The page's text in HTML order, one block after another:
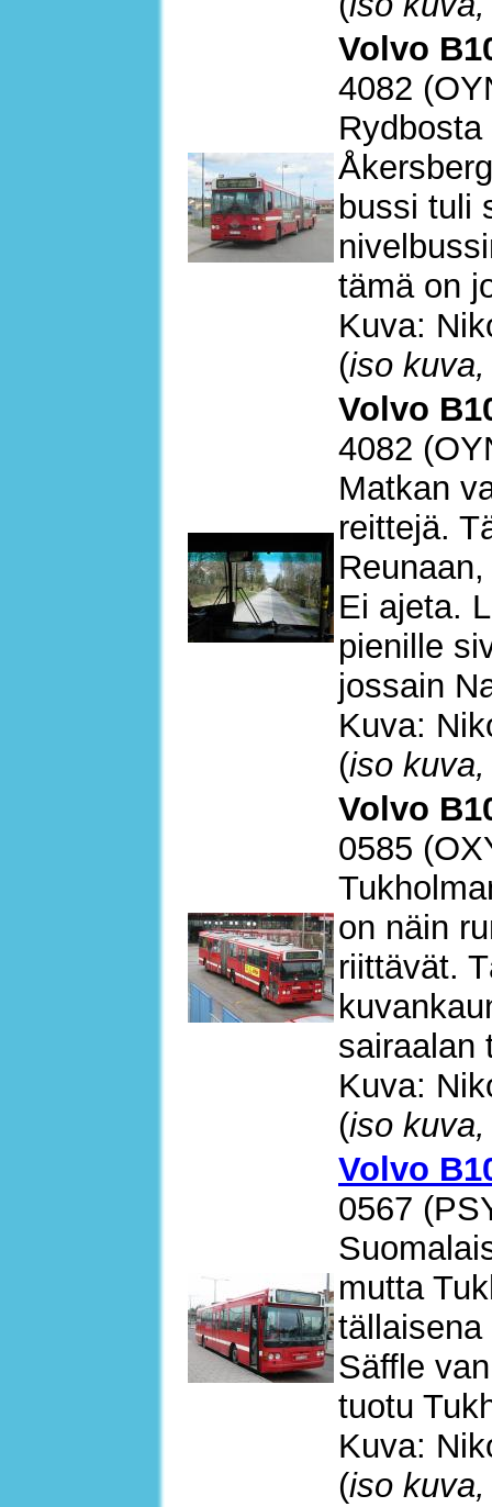
Volvo
4082
bussi tuli
tämä on
Kuva:
(iso
Volvo
4082
Matkan
reittejä.
Ei ajeta.
pienille
jossain
Kuva:
(iso
Volvo
0585
on näin
riittävät.
sairaalan
Kuva:
(iso
Volvo
0567
mutta
Säffle
tuotu
Kuva:
(iso